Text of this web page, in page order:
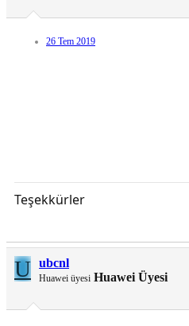
26 Tem 2019
Teşekkürler
U ubcnl
Huawei üyesi Huawei Üyesi